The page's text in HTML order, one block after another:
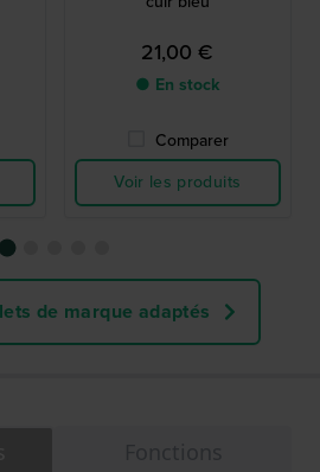
21,00 €
● En stock
Comparer
Voir les produits
de marque adaptés